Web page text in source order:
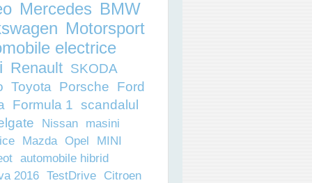
ROMÂNIA
Mercedes BMW
Motorsport
electrice
Renault SKODA
Toyota Porsche
Ford
Formula 1 scandalul
Nissan
masini
Mazda Opel
MINI
automobile hibrid
2016 TestDrive
Citroen